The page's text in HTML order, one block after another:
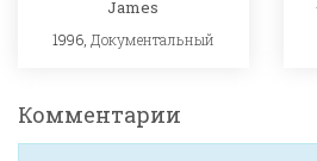
James
1996, Документальный
Комментарии